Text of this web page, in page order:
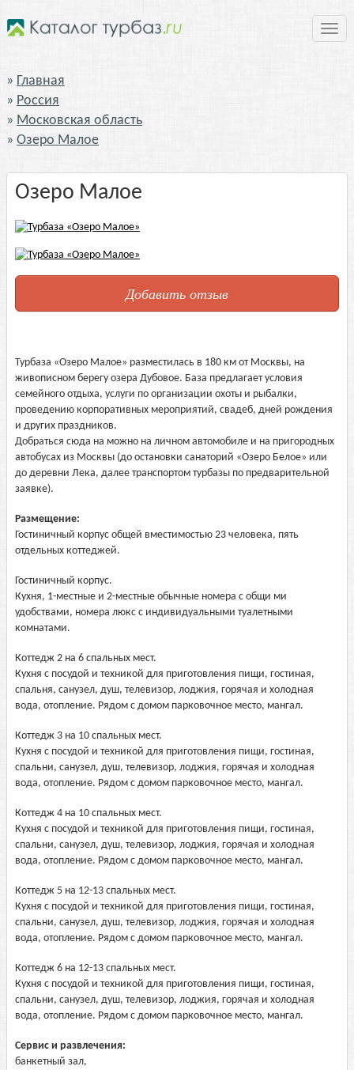
Главная
Россия
Московская область
Озеро Малое
Озеро Малое
Добавить отзыв
Турбаза «Озеро Малое» разместилась в 180 км от Москвы, на
живописном берегу озера Дубовое. База предлагает условия
семейного отдыха, услуги по организации охоты и рыбалки,
проведению корпоративных мероприятий, свадеб, дней рождения
и других праздников.
Добраться сюда на можно на личном автомобиле и на пригородных
автобусах из Москвы (до остановки санаторий «Озеро Белое» или
до деревни Лека, далее транспортом турбазы по предварительной
заявке).
Размещение:
Гостиничный корпус общей вместимостью 23 человека, пять
отдельных коттеджей.
Гостиничный корпус.
Кухня, 1-местные и 2-местные обычные номера с общи ми
удобствами, номера люкс с индивидуальными туалетными
комнатами.
Коттедж 2 на 6 спальных мест.
Кухня с посудой и техникой для приготовления пищи, гостиная,
спальня, санузел, душ, телевизор, лоджия, горячая и холодная
вода, отопление. Рядом с домом парковочное место, мангал.
Коттедж 3 на 10 спальных мест.
Кухня с посудой и техникой для приготовления пищи, гостиная,
спальни, санузел, душ, телевизор, лоджия, горячая и холодная
вода, отопление. Рядом с домом парковочное место, мангал.
Коттедж 4 на 10 спальных мест.
Кухня с посудой и техникой для приготовления пищи, гостиная,
спальни, санузел, душ, телевизор, лоджия, горячая и холодная
вода, отопление. Рядом с домом парковочное место, мангал.
Коттедж 5 на 12-13 спальных мест.
Кухня с посудой и техникой для приготовления пищи, гостиная,
спальни, санузел, душ, телевизор, лоджия, горячая и холодная
вода, отопление. Рядом с домом парковочное место, мангал.
Коттедж 6 на 12-13 спальных мест.
Кухня с посудой и техникой для приготовления пищи, гостиная,
спальни, санузел, душ, телевизор, лоджия, горячая и холодная
вода, отопление. Рядом с домом парковочное место, мангал.
Сервис и развлечения:
банкетный зал,